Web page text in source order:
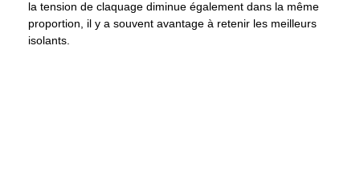
la tension de claquage diminue également dans la même
proportion, il y a souvent avantage à retenir les meilleurs
isolants.